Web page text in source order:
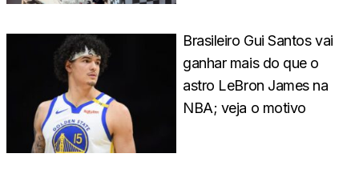
Brasileiro Gui Santos vai
ganhar mais do que o
astro LeBron James na
NBA; veja o motivo